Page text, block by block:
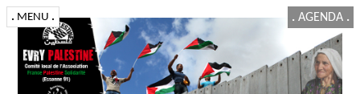
. MENU . . AGENDA .